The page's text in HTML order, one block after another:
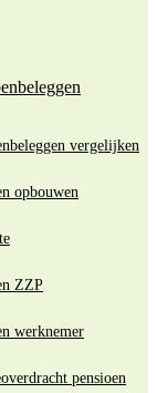
vergelijken
opbouwen
ZZP
werknemer
pensioen